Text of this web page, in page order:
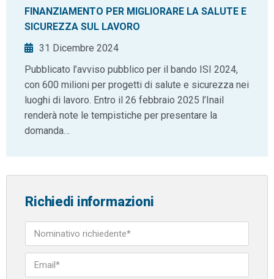
FINANZIAMENTO PER MIGLIORARE LA SALUTE E
SICUREZZA SUL LAVORO
31 Dicembre 2024
Pubblicato l’avviso pubblico per il bando ISI 2024,
con 600 milioni per progetti di salute e sicurezza nei
luoghi di lavoro. Entro il 26 febbraio 2025 l’Inail
renderà note le tempistiche per presentare la
domanda…
Richiedi informazioni